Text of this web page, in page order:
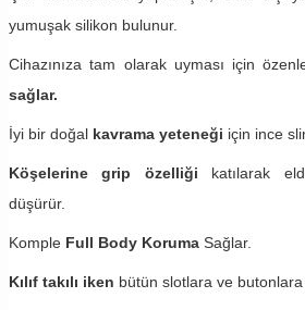
yumuşak silikon bulunur.
Cihazınıza tam olarak uyması için
sağlar.
İyi bir doğal kavrama yeteneği için ince
Köşelerine grip özelliği katılarak
düşürür.
Komple Full Body Koruma Sağlar.
Kılıf takılı iken bütün slotlara ve butonlara